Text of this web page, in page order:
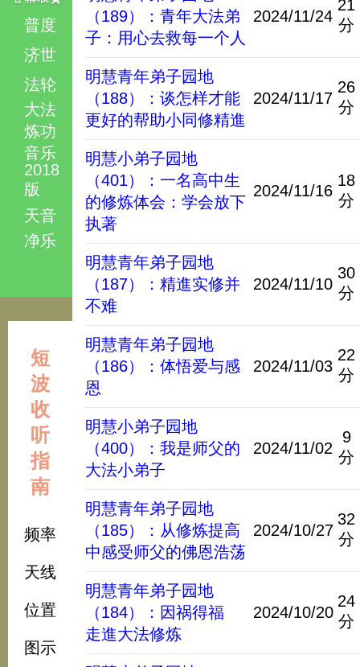
普度
济世
法轮
大法
炼功
音乐
2018
版
天音
净乐
短
波
收
听
指
南
频率
天线
位置
图示
（189）：青年大法弟
子：用心去救每一个人
2024/11/24
21
分
明慧青年弟子园地
（188）：谈怎样才能
更好的帮助小同修精進
2024/11/17
26
分
明慧小弟子园地
（401）：一名高中生
的修炼体会：学会放下
执著
2024/11/16
18
分
明慧青年弟子园地
（187）：精進实修并
不难
2024/11/10
30
分
明慧青年弟子园地
（186）：体悟爱与感
恩
2024/11/03
22
分
明慧小弟子园地
（400）：我是师父的
大法小弟子
2024/11/02
9
分
明慧青年弟子园地
（185）：从修炼提高
中感受师父的佛恩浩荡
2024/10/27
32
分
明慧青年弟子园地
（184）：因祸得福
走進大法修炼
2024/10/20
24
分